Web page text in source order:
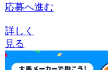
応募へ進む
詳しく
見る